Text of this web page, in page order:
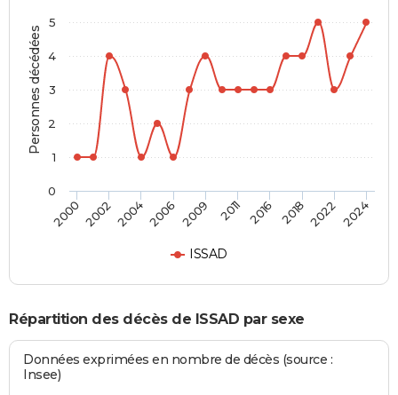
Personnes décédées
ISSAD
2000 200220042006 2009 2011 2016 2018 2022 2024
0
1
2
3
4
5
Répartition des décès de ISSAD par sexe
Données exprimées en nombre de décès (source :
Insee)